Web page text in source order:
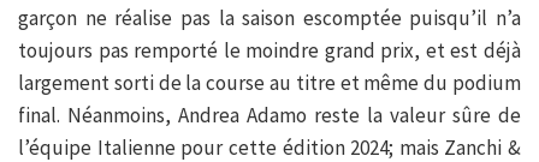
garçon ne réalise pas la saison escomptée puisqu’il n’a
toujours pas remporté le moindre grand prix, et est déjà
largement sorti de la course au titre et même du podium
final. Néanmoins, Andrea Adamo reste la valeur sûre de
l’équipe Italienne pour cette édition 2024; mais Zanchi &